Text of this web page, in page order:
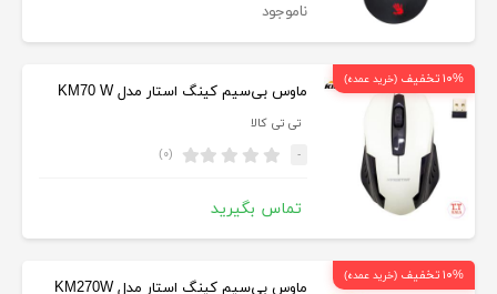
ناموجود
۱۰% تخفیف (خرید عمده)
ماوس بی‌سیم کینگ استار مدل KM70 W
تی تی کالا
- (۰)
تماس بگیرید
۱۰% تخفیف (خرید عمده)
ماوس بی‌سیم کینگ استار مدل KM270W